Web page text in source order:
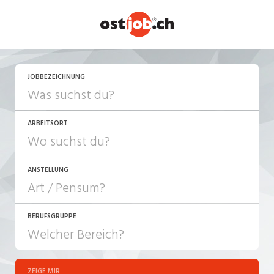
JOBBEZEICHNUNG
ARBEITSORT
ANSTELLUNG
JOB-TYP
Festanstellung
BERUFSGRUPPE
ZEIGE MIR